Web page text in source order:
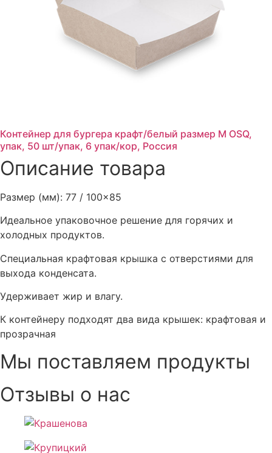
Контейнер для бургера крафт/белый размер M OSQ,
упак, 50 шт/упак, 6 упак/кор, Россия
Описание товара
Размер (мм): 77 / 100×85
Идеальное упаковочное решение для горячих и
холодных продуктов.
Специальная крафтовая крышка с отверстиями для
выхода конденсата.
Удерживает жир и влагу.
К контейнеру подходят два вида крышек: крафтовая и
прозрачная
Мы поставляем продукты
Отзывы о нас